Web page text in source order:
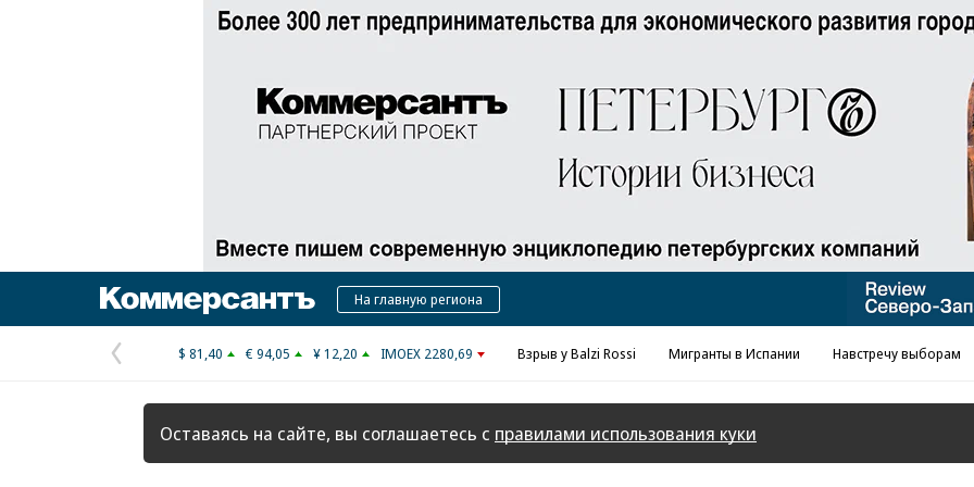
Реклама в «Ъ» www.kommersant.ru/ad
КоммерсантъНа главную региона
Предыдущая
страница
$ 81,40 € 94,05 ¥ 12,20 IMOEX 2280,69 Взрыв у Balzi Rossi Мигранты в Испании Навстречу выборам
Оставаясь на сайте, вы соглашаетесь с правилами использования куки